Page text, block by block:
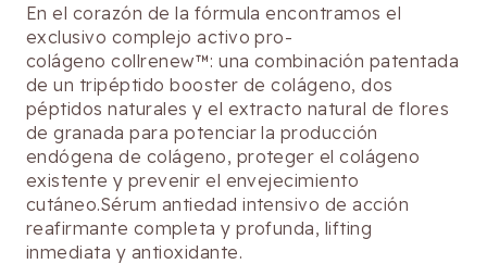
En el corazón de la fórmula encontramos el
exclusivo complejo activo pro-
colágeno collrenew™: una combinación patentada
de un tripéptido booster de colágeno, dos
péptidos naturales y el extracto natural de flores
de granada para potenciar la producción
endógena de colágeno, proteger el colágeno
existente y prevenir el envejecimiento
cutáneo.Sérum antiedad intensivo de acción
reafirmante completa y profunda, lifting
inmediata y antioxidante.